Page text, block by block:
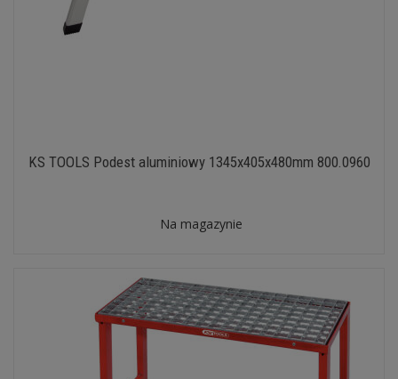
KS TOOLS Podest aluminiowy 1345x405x480mm 800.0960
Na magazynie